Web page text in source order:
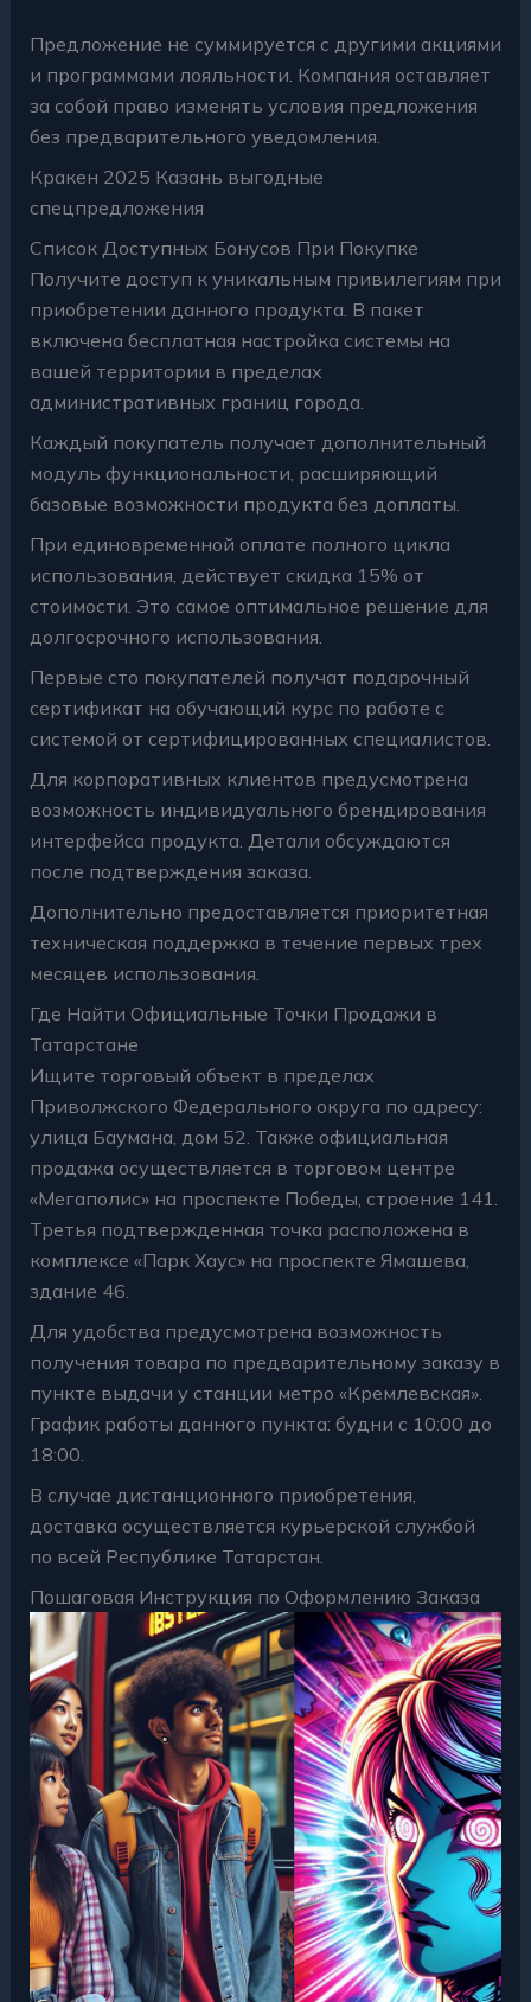
Предложение не суммируется с другими акциями
и программами лояльности. Компания оставляет
за собой право изменять условия предложения
без предварительного уведомления.
Кракен 2025 Казань выгодные
спецпредложения
Список Доступных Бонусов При Покупке
Получите доступ к уникальным привилегиям при
приобретении данного продукта. В пакет
включена бесплатная настройка системы на
вашей территории в пределах
административных границ города.
Каждый покупатель получает дополнительный
модуль функциональности, расширяющий
базовые возможности продукта без доплаты.
При единовременной оплате полного цикла
использования, действует скидка 15% от
стоимости. Это самое оптимальное решение для
долгосрочного использования.
Первые сто покупателей получат подарочный
сертификат на обучающий курс по работе с
системой от сертифицированных специалистов.
Для корпоративных клиентов предусмотрена
возможность индивидуального брендирования
интерфейса продукта. Детали обсуждаются
после подтверждения заказа.
Дополнительно предоставляется приоритетная
техническая поддержка в течение первых трех
месяцев использования.
Где Найти Официальные Точки Продажи в
Татарстане
Ищите торговый объект в пределах
Приволжского Федерального округа по адресу:
улица Баумана, дом 52. Также официальная
продажа осуществляется в торговом центре
«Мегаполис» на проспекте Победы, строение 141.
Третья подтвержденная точка расположена в
комплексе «Парк Хаус» на проспекте Ямашева,
здание 46.
Для удобства предусмотрена возможность
получения товара по предварительному заказу в
пункте выдачи у станции метро «Кремлевская».
График работы данного пункта: будни с 10:00 до
18:00.
В случае дистанционного приобретения,
доставка осуществляется курьерской службой
по всей Республике Татарстан.
Пошаговая Инструкция по Оформлению Заказа